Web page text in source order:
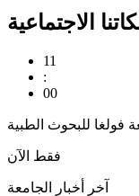
الاجتماعية
11
:
00
فولغا للبحوث الطبية
فقط الآن
آخر أخبار الجامعة